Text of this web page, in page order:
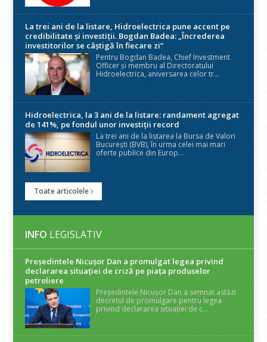
La trei ani de la listare, Hidroelectrica pune accent pe
credibilitate și investiții. Bogdan Badea: „Încrederea
investitorilor se câștigă în fiecare zi”
Pentru Bogdan Badea, Chief Investment
Officer și membru al Directoratului
Hidroelectrica, aniversarea celor tr...
Hidroelectrica, la 3 ani de la listare: randament agregat
de 141%, pe fondul unor investiții record
La trei ani de la listarea la Bursa de Valori
București (BVB), în urma celei mai mari
oferte publice din Europ...
Toate articolele
INFO LEGISLATIV
Președintele Nicuşor Dan a promulgat legea privind
declararea situaţiei de criză pe piaţa produselor
petroliere
Președintele Nicușor Dan a semnat astăzi
decretul de promulgare pentru legea
privind declararea situației de c...